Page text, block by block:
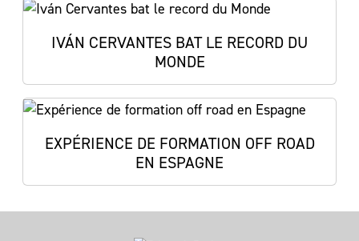
IVÁN CERVANTES BAT LE RECORD DU
MONDE
EXPÉRIENCE DE FORMATION OFF ROAD
EN ESPAGNE